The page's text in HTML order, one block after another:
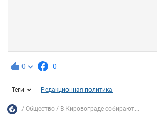
0 0
Теги Редакционная политика
Общество В Кировограде собирают...